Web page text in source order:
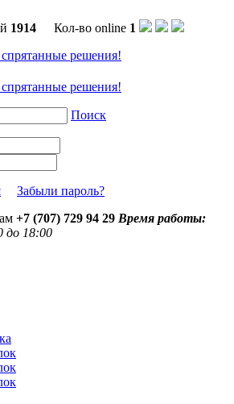
1914 Кол-во online 1
решения!
решения!
Поиск
Забыли пароль?
+7 (707) 729 94 29 Время работы:
до 18:00